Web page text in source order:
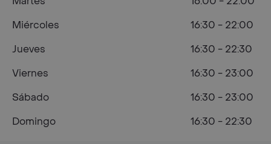
Miércoles
16:30 - 22:00
Jueves
16:30 - 22:30
Viernes
16:30 - 23:00
Sábado
16:30 - 23:00
Domingo
16:30 - 22:30